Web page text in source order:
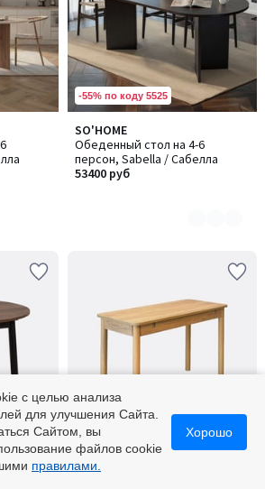
-55% по коду 5525
SO'HOME
Обеденный стол на 4-6
персон, Sabella / Сабелла
53400 руб
Количество
цветов:
2
стол,
SO'HOME
Обеденный стол раздвижной,
с целью анализа
для улучшения Сайта.
Сайтом, вы
файлов cookie
правилами.
Хорошо